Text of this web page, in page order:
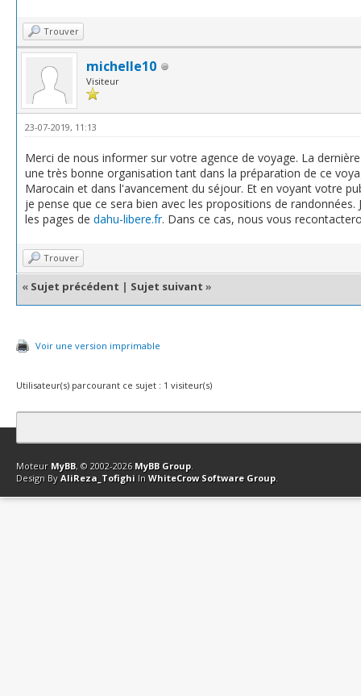
Trouver
michelle10
Visiteur
23-07-2019, 11:13
Merci de nous informer sur votre agence de voyage. La
une très bonne organisation tant dans la préparation de ce
Marocain et dans l'avancement du séjour. Et en voyant votre
je pense que ce sera bien avec les propositions de
les pages de dahu-libere.fr. Dans ce cas, nous vous
Trouver
« Sujet précédent | Sujet suivant »
Voir une version imprimable
Utilisateur(s) parcourant ce sujet : 1 visiteur(s)
Contact Club Affiliation Retourner en haut Version bas-débit
Moteur MyBB, © 2002-2026 MyBB Group.
Design By AliReza_Tofighi In WhiteCrow Software Group.